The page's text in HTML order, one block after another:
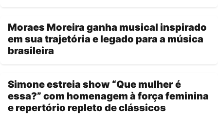
Moraes Moreira ganha musical inspirado
em sua trajetória e legado para a música
brasileira
Simone estreia show “Que mulher é
essa?” com homenagem à força feminina
e repertório repleto de clássicos